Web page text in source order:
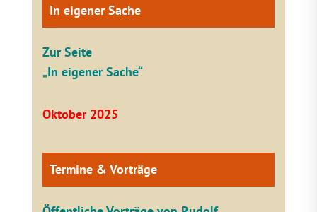
In eigener Sache
Zur Seite
„In eigener Sache“
Oktober 2025
Termine & Vorträge